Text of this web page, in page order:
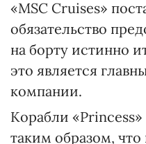
«MSC Cruises»
обязательство
на борту истинно
это является
компании.
Корабли
таким образом,